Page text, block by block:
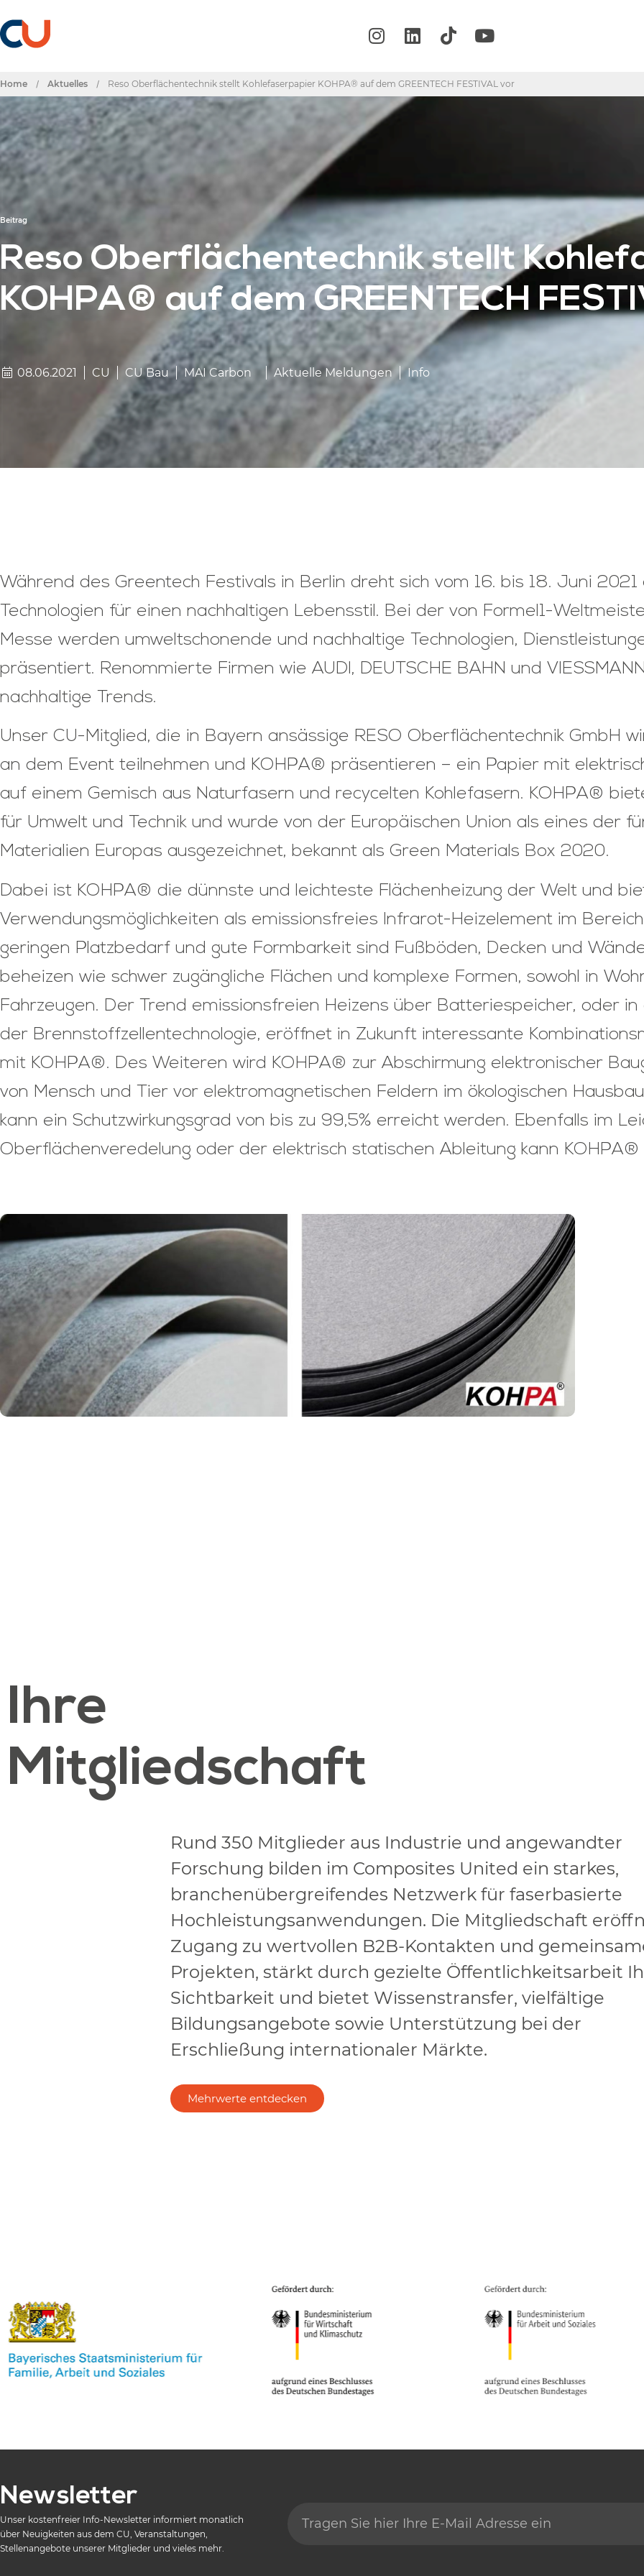
Home / Aktuelles / Reso Oberflächentechnik stellt Kohlefaserpapier KOHPA® auf dem GREENTECH FESTIVAL vor
Beitrag
Reso Oberflächentechnik stellt
KOHPA® auf dem GREENTECH
08.06.2021 CU CU Bau MAI Carbon Aktuelle Meldungen Info
Während des Greentech Festivals in Berlin dreht sich vom 16. bis 18. Juni
Technologien für einen nachhaltigen Lebensstil. Bei der von Formel1-
Messe werden umweltschonende und nachhaltige Technologien,
präsentiert. Renommierte Firmen wie AUDI, DEUTSCHE BAHN und
nachhaltige Trends.
Unser CU-Mitglied, die in Bayern ansässige RESO Oberflächentechnik GmbH
an dem Event teilnehmen und KOHPA® präsentieren – ein Papier mit
auf einem Gemisch aus Naturfasern und recycelten Kohlefasern. KOHPA®
für Umwelt und Technik und wurde von der Europäischen Union als eines der
Materialien Europas ausgezeichnet, bekannt als Green Materials Box 2020.
Dabei ist KOHPA® die dünnste und leichteste Flächenheizung der Welt und
Verwendungsmöglichkeiten als emissionsfreies Infrarot-Heizelement im
geringen Platzbedarf und gute Formbarkeit sind Fußböden, Decken und
beheizen wie schwer zugängliche Flächen und komplexe Formen, sowohl in
Fahrzeugen. Der Trend emissionsfreien Heizens über Batteriespeicher, oder
der Brennstoffzellentechnologie, eröffnet in Zukunft interessante
mit KOHPA®. Des Weiteren wird KOHPA® zur Abschirmung elektronischer
von Mensch und Tier vor elektromagnetischen Feldern im ökologischen
kann ein Schutzwirkungsgrad von bis zu 99,5% erreicht werden. Ebenfalls im
Oberflächenveredelung oder der elektrisch statischen Ableitung kann
Ihre
Mitgliedschaft
Rund 350 Mitglieder aus Industrie und angewandter
Forschung bilden im Composites United ein starkes,
branchenübergreifendes Netzwerk für faserbasierte
Hochleistungsanwendungen. Die Mitgliedschaft
Zugang zu wertvollen B2B-Kontakten und
Projekten, stärkt durch gezielte Öffentlichkeitsarbeit
Sichtbarkeit und bietet Wissenstransfer, vielfältige
Bildungsangebote sowie Unterstützung bei der
Erschließung internationaler Märkte.
Mehrwerte entdecken
Newsletter
Unser kostenfreier Info-Newsletter informiert monatlich
über Neuigkeiten aus dem CU, Veranstaltungen,
Stellenangebote unserer Mitglieder und vieles mehr.